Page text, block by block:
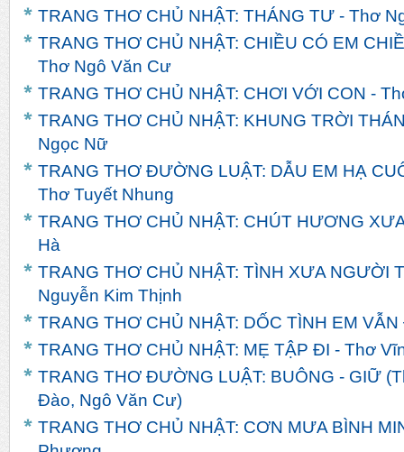
TRANG THƠ CHỦ NHẬT: THÁNG TƯ - Thơ
TRANG THƠ CHỦ NHẬT: CHIỀU CÓ EM
Thơ Ngô Văn Cư
TRANG THƠ CHỦ NHẬT: CHƠI VỚI CON -
TRANG THƠ CHỦ NHẬT: KHUNG TRỜI
Ngọc Nữ
TRANG THƠ ĐƯỜNG LUẬT: DẪU EM HẠ
Thơ Tuyết Nhung
TRANG THƠ CHỦ NHẬT: CHÚT HƯƠNG
Hà
TRANG THƠ CHỦ NHẬT: TÌNH XƯA NGƯỜI
Nguyễn Kim Thịnh
TRANG THƠ CHỦ NHẬT: DỐC TÌNH EM
TRANG THƠ CHỦ NHẬT: MẸ TẬP ĐI - Thơ
TRANG THƠ ĐƯỜNG LUẬT: BUÔNG - GIỮ
Đào, Ngô Văn Cư)
TRANG THƠ CHỦ NHẬT: CƠN MƯA BÌNH